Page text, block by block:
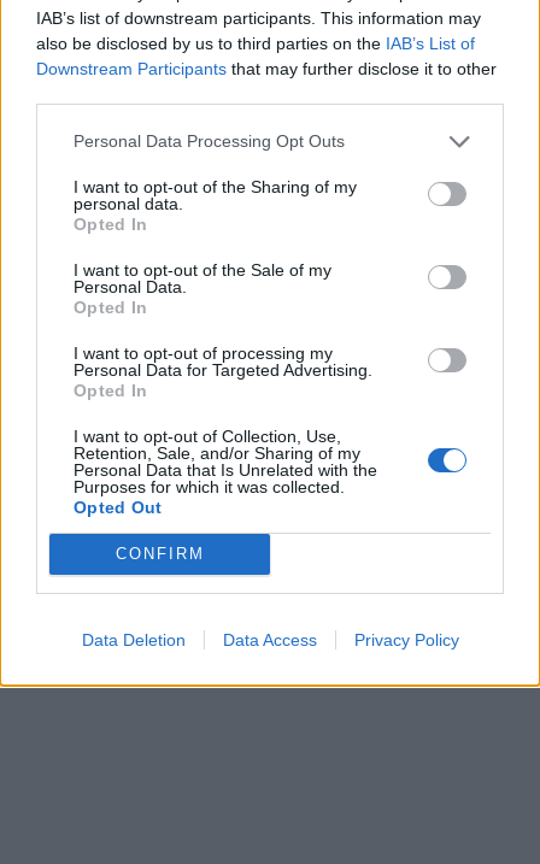
IAB’s list of downstream participants. This information may
also be disclosed by us to third parties on the IAB’s List of
Downstream Participants that may further disclose it to other
Personal Data Processing Opt Outs
I want to opt-out of the Sharing of my
personal data.
Opted In
I want to opt-out of the Sale of my
Personal Data.
Opted In
I want to opt-out of processing my
Personal Data for Targeted Advertising.
Opted In
I want to opt-out of Collection, Use,
Retention, Sale, and/or Sharing of my
Personal Data that Is Unrelated with the
Purposes for which it was collected.
Opted Out
CONFIRM
Data Deletion Data Access Privacy Policy
In evidenza